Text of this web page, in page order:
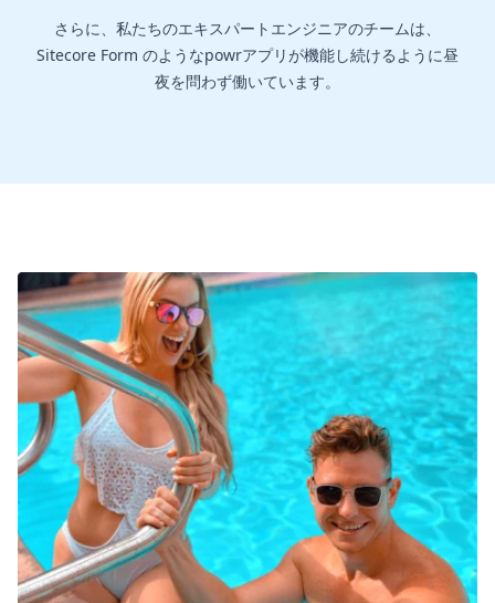
さらに、私たちのエキスパートエンジニアのチームは、
Sitecore Form のようなpowrアプリが機能し続けるように昼
夜を問わず働いています。